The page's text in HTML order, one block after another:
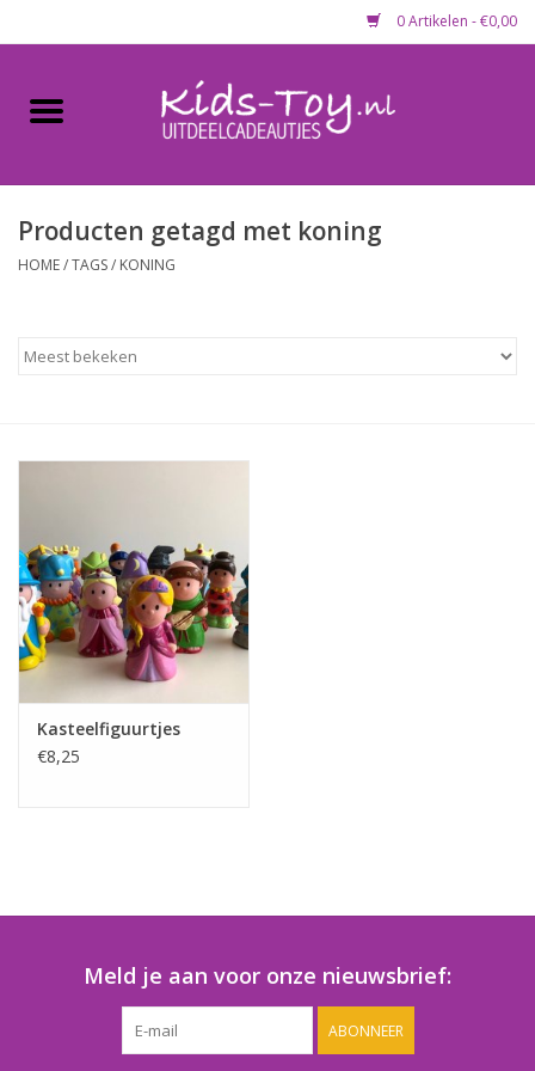
0 Artikelen - €0,00
Home
Gevulde capsules & mixen
Maandaanbieding
Speelgoedautomaten
Speelgoedpakketten
Gevulde capsules & mixen
Producten getagd met koning
HOME/TAGS/ KONING
Kasteelfiguurtjes
€8,25
Meld je aan voor onze nieuwsbrief:
ABONNEER